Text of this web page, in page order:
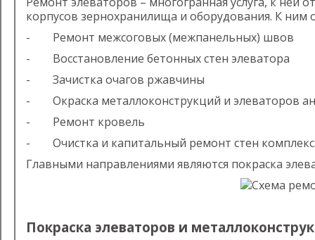
корпусов зернохранилища и оборудования. К ним
- Ремонт межсоговых (межпанельных) швов
- Восстановление бетонных стен элеватора
- Зачистка очагов ржавчины
- Окраска металлоконструкций и элеваторов
- Ремонт кровель
- Очистка и капитальный ремонт стен
Главными направлениями являются покраска
Покраска элеваторов и